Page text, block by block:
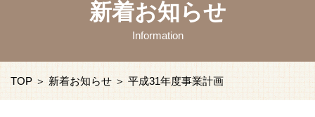
新着お知らせ
Information
TOP＞ 新着お知らせ ＞ 平成31年度事業計画